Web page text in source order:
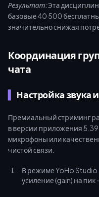
Результат:Эта
базовые 40 500
значительно снижая
Координация
чата
Настройка звука
Премиальный стриминг
в версии приложения
микрофоны или
чистой связи.
В режиме YoHo Studio
усиление (gain) на пик